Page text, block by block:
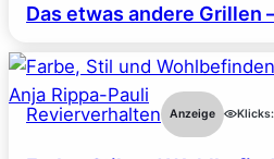
Das etwas andere Grillen
Revierverhalten Anzeige Klicks: